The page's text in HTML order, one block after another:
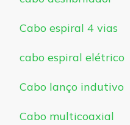
Cabo espiral 4 vias
cabo espiral elétrico
Cabo lanço indutivo
Cabo multicoaxial